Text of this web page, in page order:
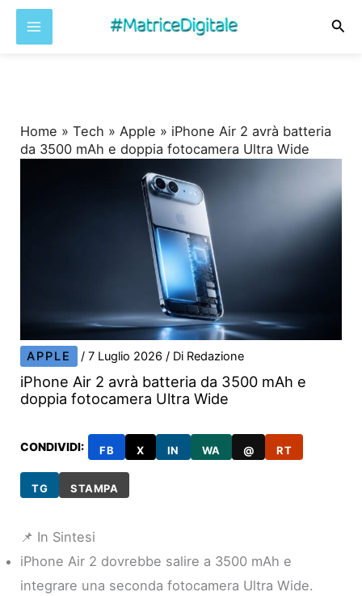
Home »Tech »Apple » iPhone Air 2 avrà batteria
da 3500 mAh e doppia fotocamera Ultra Wide
APPLE /7 Luglio 2026/ Di Redazione
iPhone Air 2 avrà batteria da 3500 mAh e
doppia fotocamera Ultra Wide
CONDIVIDI: FB X IN WA @ RT
TG STAMPA
📌 In Sintesi
iPhone Air 2 dovrebbe salire a 3500 mAh e
integrare una seconda fotocamera Ultra Wide.